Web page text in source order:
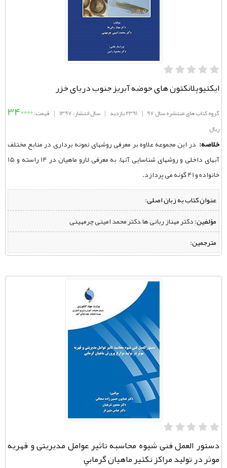
ایکتیوپلانکتون ‌های حوضه آبریز جنوب دریای خزر
گروه کتاب های منتشره سال 97 | 2391 بازدید | سال انتشار: 1397 | قیمت:340000
ریال
خلاصه: در این مجموعه علاوه بر معرفی روشهای نمونه‌ برداری در منابع مختلف
آبهای داخلی و روشهای شناسایی آنها، به معرفی لارو ماهیان در 14 راسته و 15
خانواده و 41 گونه می پردازد.
عنوان کتاب به زبان اصلی:
مؤلفین:‌ دکتر مهناز ربانی ها ,دکتر محمد امینی چرمهینی
مترجمین:
دستور العمل فنی شیوه محاسبه تاثیر عوامل مدیریتی و قهریه
موثر در تولید مراکز تکثیر ماهيان گرمابي